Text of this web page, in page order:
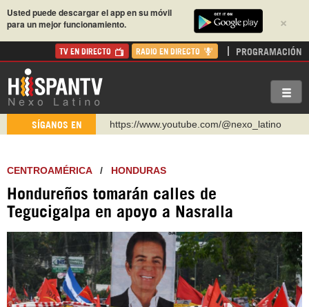
×
Usted puede descargar el app en su móvil
para un mejor funcionamiento.
TV EN DIRECTO RADIO EN DIRECTO PROGRAMACIÓN
SÍGANOS EN
https://www.youtube.com/@nexo_latino
https://t.me/hispantvcanal
https://urmedium.com/c/hispantv
WhatsApp y Viber: +98 921 79 29 404
https://www.facebook.com/Nexolatino.Canal
CENTROAMÉRICA/ HONDURAS
Hondureños tomarán calles de
Tegucigalpa en apoyo a Nasralla